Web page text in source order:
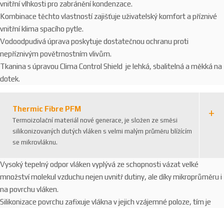
vnitřní vlhkosti pro zabránění kondenzace.
Kombinace těchto vlastností zajišťuje uživatelský komfort a příznivé
vnitřní klima spacího pytle.
Vodoodpudivá úprava poskytuje dostatečnou ochranu proti
nepříznivým povětrnostním vlivům.
Tkanina s úpravou Clima Control Shield je lehká, sbalitelná a měkká na
dotek.
Thermic Fibre PFM
Termoizolační materiál nové generace, je složen ze směsi
silikonizovaných dutých vláken s velmi malým průměru blížícím
se mikrovláknu.
Vysoký tepelný odpor vláken vyplývá ze schopnosti vázat velké
množství molekul vzduchu nejen uvnitř dutiny, ale díky mikroprůměru i
na povrchu vláken.
Silikonizace povrchu zafixuje vlákna v jejich vzájemné poloze, tím je